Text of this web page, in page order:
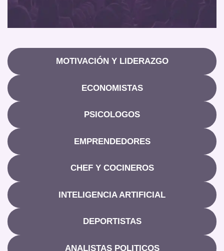
MOTIVACIÓN Y LIDERAZGO
ECONOMISTAS
PSICOLOGOS
EMPRENDEDORES
CHEF Y COCINEROS
INTELIGENCIA ARTIFICIAL
DEPORTISTAS
ANALISTAS POLITICOS